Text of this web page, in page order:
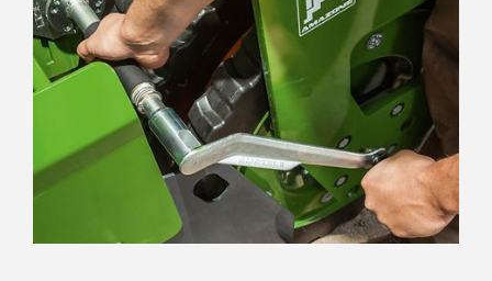
Ihre Vorteile
Zwischenfrüchte und Feinsaatgut direkt mit
der Stoppelbearbeitung oder
Bodenbearbeitung säen
Verschiedene Dosierwalzen verfügbar
Breitflächige Einarbeitung über Prallteller